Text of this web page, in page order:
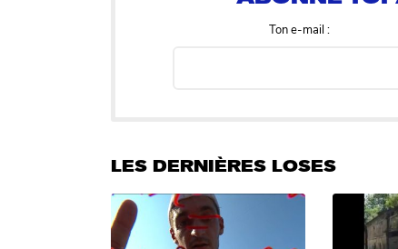
Ton e-mail :
LES DERNIÈRES LOSES